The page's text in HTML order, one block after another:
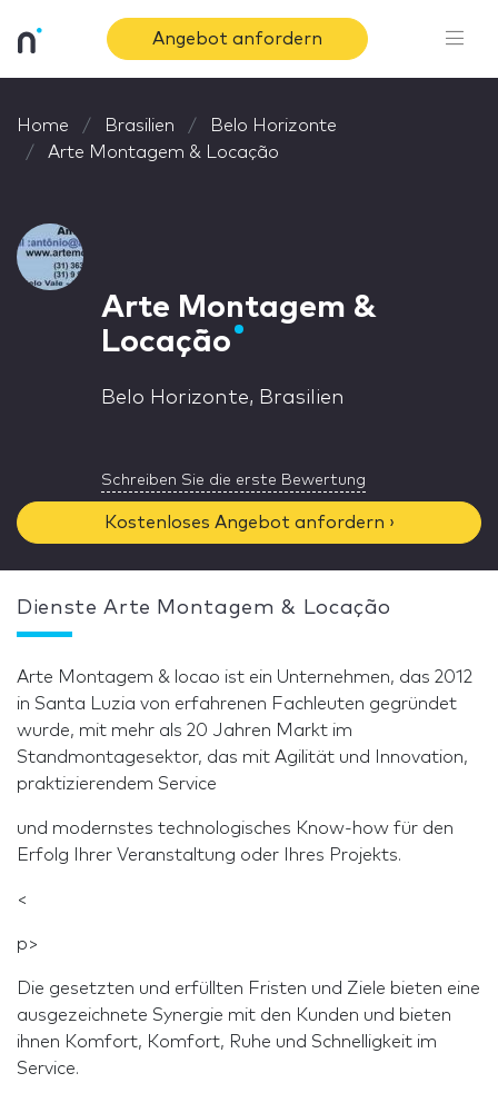
Angebot anfordern
Home Brasilien
Belo Horizonte
Arte Montagem & Locação
Arte Montagem &
Locação
Belo Horizonte, Brasilien
Schreiben Sie die erste Bewertung
Kostenloses Angebot anfordern ›
Dienste Arte Montagem & Locação
Arte Montagem & locao ist ein Unternehmen, das 2012
in Santa Luzia von erfahrenen Fachleuten gegründet
wurde, mit mehr als 20 Jahren Markt im
Standmontagesektor, das mit Agilität und Innovation,
praktizierendem Service
und modernstes technologisches Know-how für den
Erfolg Ihrer Veranstaltung oder Ihres Projekts.
<
p>
Die gesetzten und erfüllten Fristen und Ziele bieten eine
ausgezeichnete Synergie mit den Kunden und bieten
ihnen Komfort, Komfort, Ruhe und Schnelligkeit im
Service.